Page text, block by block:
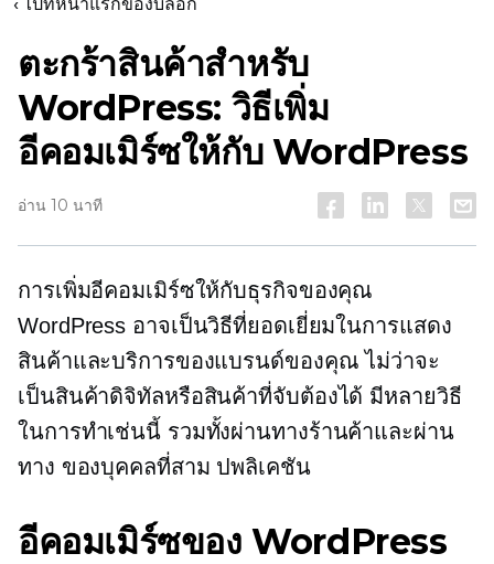
ตะกร้าสินค้าสำหรับ
WordPress: วิธีเพิ่ม
อีคอมเมิร์ซให้กับ WordPress
อ่าน 10 นาที
การเพิ่มอีคอมเมิร์ซให้กับธุรกิจของคุณ
WordPress อาจเป็นวิธีที่ยอดเยี่ยมในการแสดง
สินค้าและบริการของแบรนด์ของคุณ ไม่ว่าจะ
เป็นสินค้าดิจิทัลหรือสินค้าที่จับต้องได้ มีหลายวิธี
ในการทำเช่นนี้ รวมทั้งผ่านทางร้านค้าและผ่าน
ทาง ของบุคคลที่สาม ปพลิเคชัน
อีคอมเมิร์ซของ WordPress